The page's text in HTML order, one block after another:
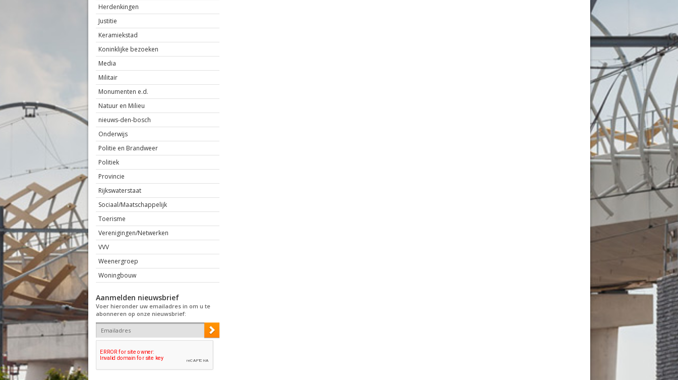
Herdenkingen
Justitie
Keramiekstad
Koninklijke bezoeken
Media
Militair
Monumenten e.d.
Natuur en Milieu
nieuws-den-bosch
Onderwijs
Politie en Brandweer
Politiek
Provincie
Rijkswaterstaat
Sociaal/Maatschappelijk
Toerisme
Verenigingen/Netwerken
VVV
Weenergroep
Woningbouw
Aanmelden nieuwsbrief
Voer hieronder uw emailadres in om u te
abonneren op onze nieuwsbrief: